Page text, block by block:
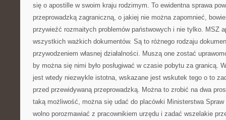
się o apostille w swoim kraju rodzimym. To ewidentna sprawa
przeprowadzką zagraniczną, o jakiej nie można zapomnieć,
przywieźć rozmaitych problemów państwowych i nie tylko. MSZ
wszystkich ważkich dokumentów. Są to różnego rodzaju
przywodzeniem własnej działalności. Muszą one zostać
by można się nimi było posługiwać w czasie pobytu za granicą.
jest wtedy niezwykle istotna, wskazane jest wskutek tego o to
przed przewidywaną przeprowadzką. Można to zrobić na dwa
taką możliwość, można się udać do placówki Ministerstwa
wolno porozmawiać z pracownikiem urzędu i zadać wszelakie